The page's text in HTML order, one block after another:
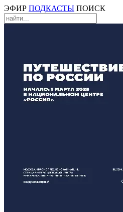
ЭФИР ПОДКАСТЫ ПОИСК